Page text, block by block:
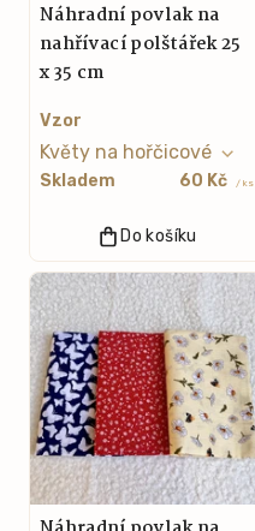
Náhradní povlak na
nahřívací polštářek 25
x 35 cm
Vzor
Skladem 60 Kč / ks
Do košíku